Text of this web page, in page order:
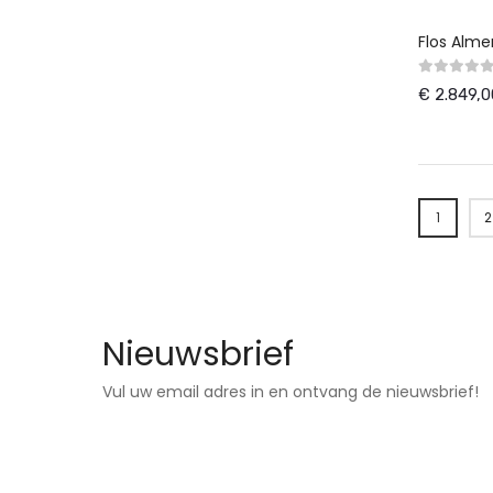
Flos
€
Pagina
U lees
1 2
Nieuwsbrief
Vul uw email adres in en ontvang de nieuwsbrief!